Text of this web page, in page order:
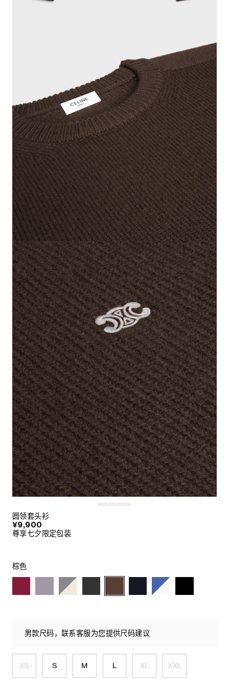
圆领套头衫
¥9,900
尊享七夕限定包装
棕色
男款尺码，联系客服为您提供尺码建议
XS S M L XL XXL